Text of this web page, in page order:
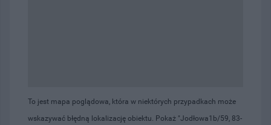
To jest mapa poglądowa, która w niektórych przypadkach może
wskazywać błędną lokalizację obiektu. Pokaż "Jodłowa1b/59, 83-